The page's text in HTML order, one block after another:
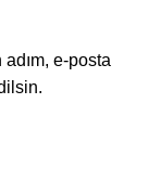
e-posta